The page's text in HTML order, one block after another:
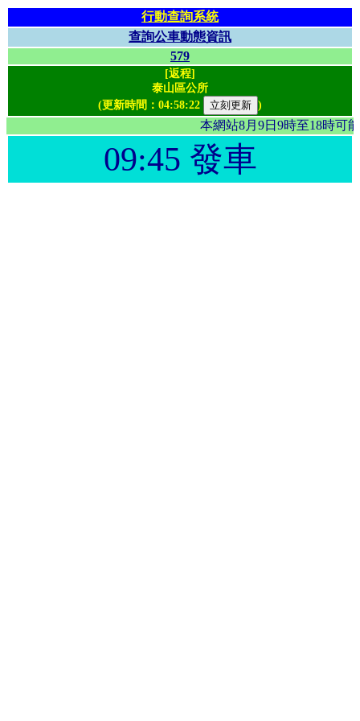
行動查詢系統
查詢公車動態資訊
579
[返程]
泰山區公所
(更新時間： 04:58:22 )
本網站8月9日9時至18
09:45 發車